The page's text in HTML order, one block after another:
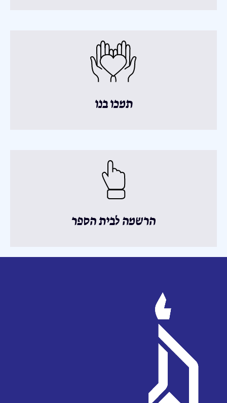
תמכו בנו
הרשמה לבית הספר